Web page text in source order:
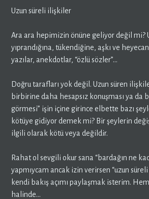
Uzun süreli ilişkiler
Ara ara hepimizin önüne geliyor değil mi?
yıprandığına, tükendiğine, aşkı ve
yazılar, anekdotlar, “özlü sözler”…
Doğru tarafları yok değil. Uzun süren
birbirine daha hesapsız konuşması ya da
görmesi” işin içine girince elbette bazı
kötüye gidiyor demek mi? Bir şeylerin
ilgili olarak kötü veya değildir.
Rahat ol sevgili okur sana “bardağın ne
yapmıycam ancak izin verirsen “uzun
kendi bakış açımı paylaşmak isterim.
halinde…